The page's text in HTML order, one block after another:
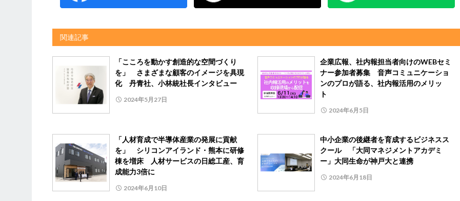
関連記事
「こころを動かす創造的な空間づくり
を」 さまざまな顧客のイメージを具現
化 丹青社、小林統社長インタビュー
2024年5月27日
企業広報、社内報担当者向けのWEBセミ
ナー参加者募集 音声コミュニケーショ
ンのプロが語る、社内報活用のメリッ
ト
2024年6月5日
「人材育成で半導体産業の発展に貢献
を」 シリコンアイランド・熊本に研修
棟を増床 人材サービスの日総工産、育
成能力3倍に
2024年6月10日
中小企業の後継者を育成するビジネスス
クール 「大同マネジメントアカデミ
ー」大同生命が神戸大と連携
2024年6月18日